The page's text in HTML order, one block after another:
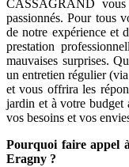
CASSAGRAND
passionnés. Pour tous
de notre expérience et
prestation
mauvaises surprises.
un entretien régulier
et vous offrira les
jardin et à votre budget
vos besoins et vos
Pourquoi faire appel
Eragny ?